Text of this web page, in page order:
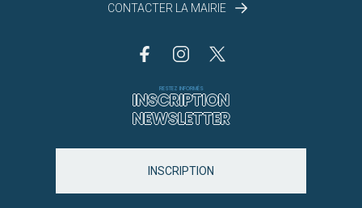
CONTACTER LA MAIRIE
RESTEZ INFORMÉS
INSCRIPTION
NEWSLETTER
INSCRIPTION